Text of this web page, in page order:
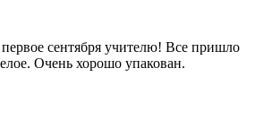
сентября учителю! Все пришло
Очень хорошо упакован.